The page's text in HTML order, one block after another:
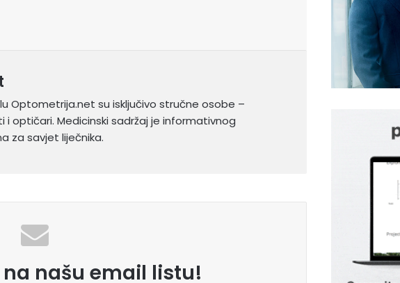
Optometrija.net su isključivo stručne osobe –
optičari. Medicinski sadržaj je informativnog
za savjet liječnika.
našu email listu!